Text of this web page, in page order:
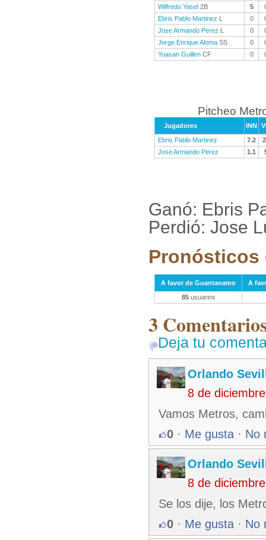
Wilfredo Yasel 2B 5
Ebris Pablo Martinez L 0
Jose Armando Perez L 0
Jorge Enrique Aloma SS 0
Yoasan Guillen CF 0
Pitcheo
Jugadores INN
Ebris Pablo Martinez
7.2
Jose Armando Perez
1.1
Ganó: Ebris
Perdió: Jose
Pronósticos
A favor de Guantanamo
A
85usuarios
3
Deja tu
Orlando
8 de
Vamos Metros,
0 · Me gusta · No
Orlando
8 de
Se los dije, los
0 · Me gusta · No